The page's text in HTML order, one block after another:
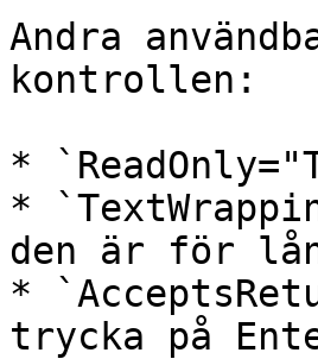
Andra
kontrollen:
*
*
den är för
*
trycka på